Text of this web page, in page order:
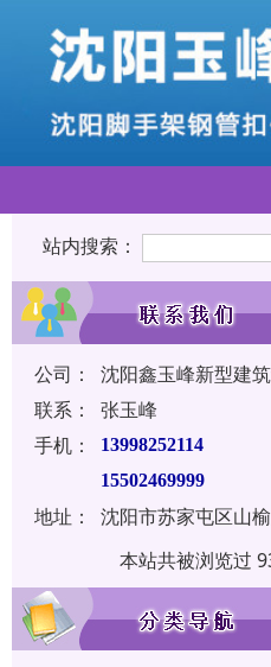
站内搜索：
公司：
沈阳鑫玉峰新型建
联系：
张玉峰
手机：
13998252114
15502469999
地址：
沈阳市苏家屯区山
本站共被浏览过